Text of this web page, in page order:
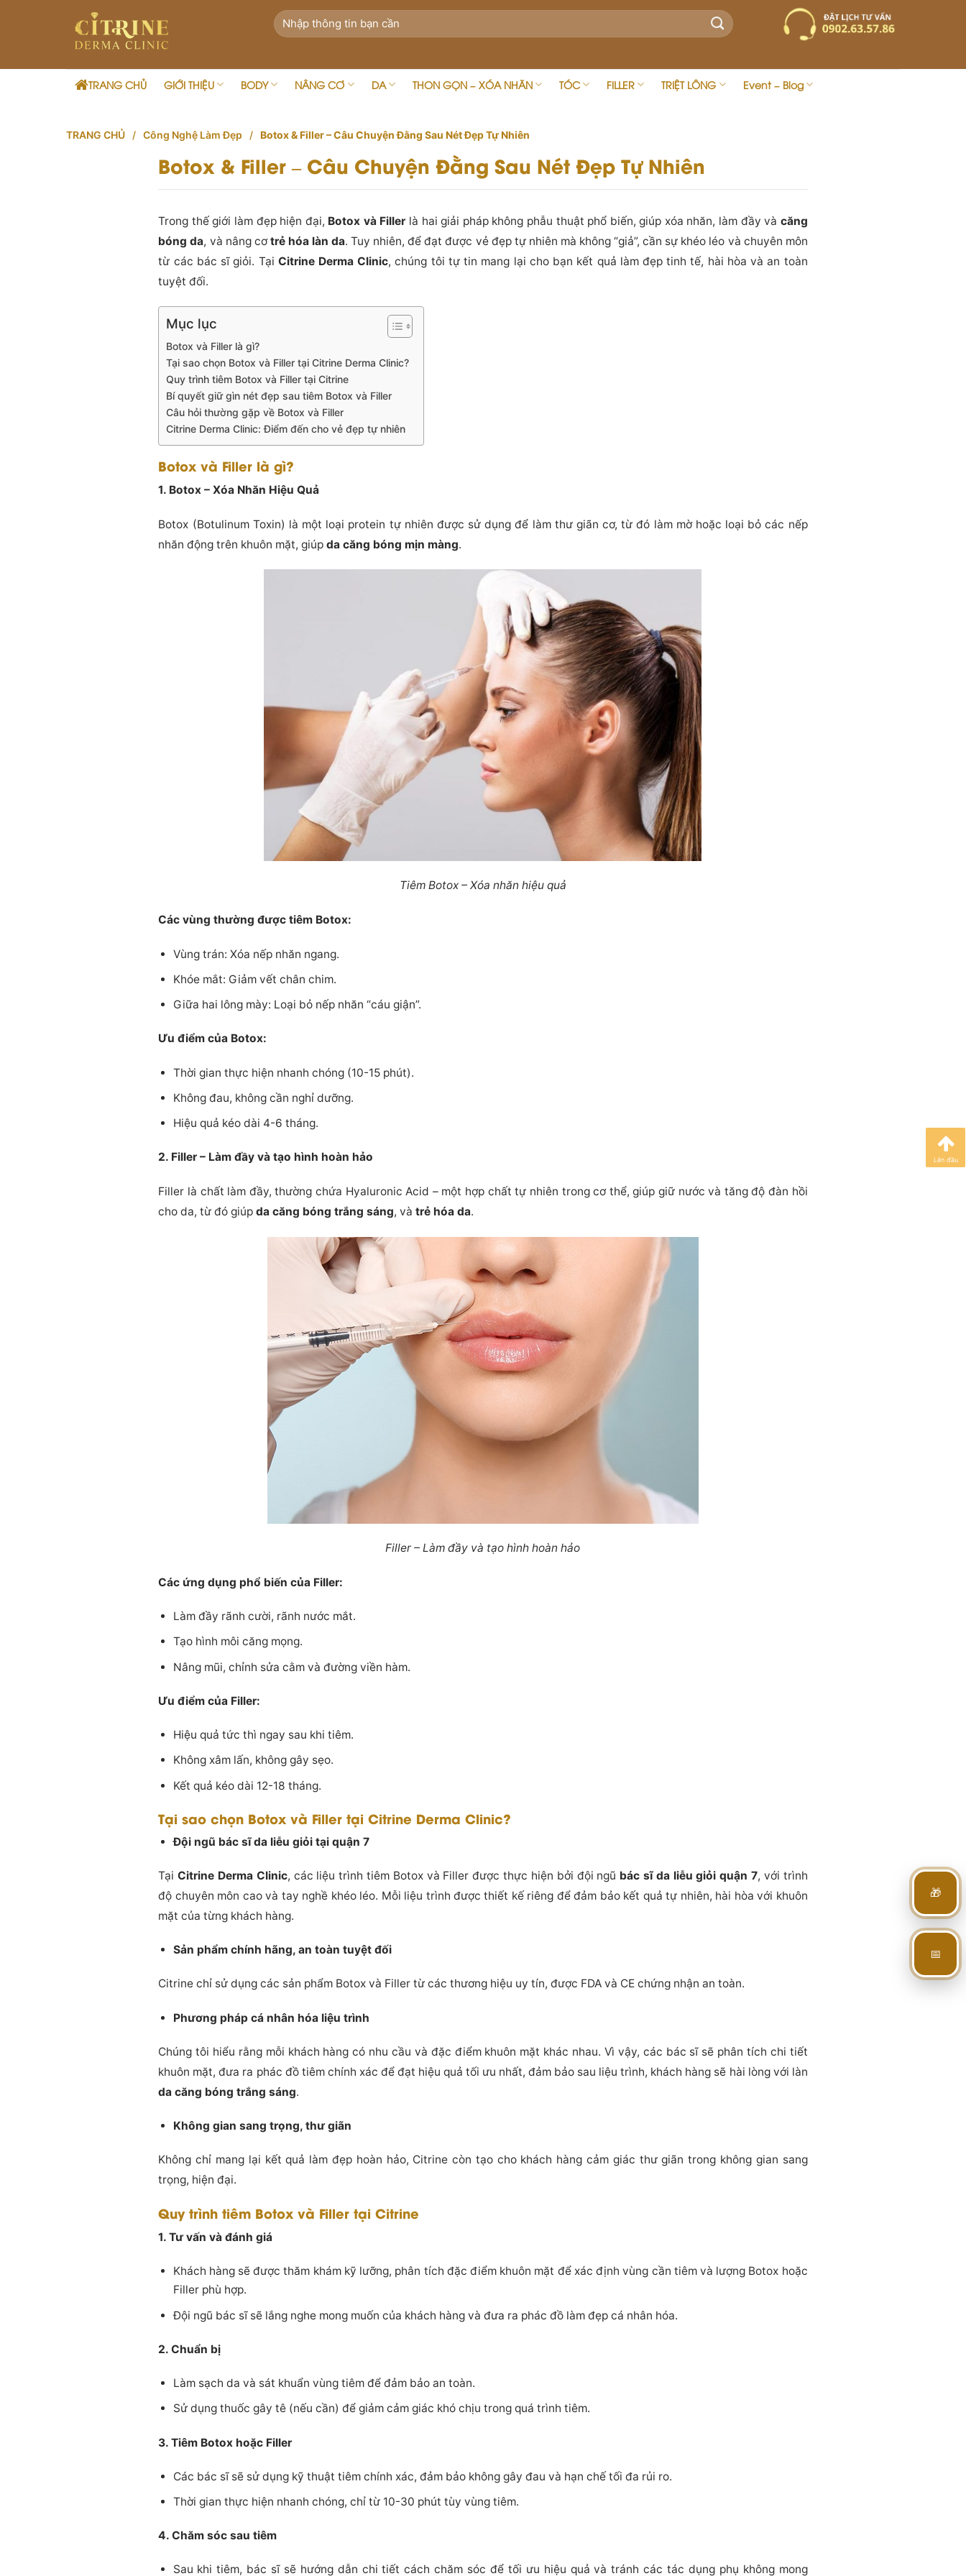
TRANG CHỦ GIỚI THIỆU BODY NÂNG CƠ DA THON GỌN – XÓA NHĂN TÓC FILLER TRIỆT LÔNG Event – Blog
TRANG CHỦ / Công Nghệ Làm Đẹp / Botox & Filler – Câu Chuyện Đằng Sau Nét Đẹp Tự Nhiên
Botox & Filler – Câu Chuyện Đằng Sau Nét Đẹp Tự Nhiên
Trong thế giới làm đẹp hiện đại, Botox và Filler là hai giải pháp không phẫu thuật phổ biến, giúp xóa nhăn, làm đầy và căng
bóng da, và nâng cơtrẻ hóa làn da. Tuy nhiên, để đạt được vẻ đẹp tự nhiên mà không “giả”, cần sự khéo léo và chuyên môn
từ các bác sĩ giỏi. Tại Citrine Derma Clinic, chúng tôi tự tin mang lại cho bạn kết quả làm đẹp tinh tế, hài hòa và an toàn
tuyệt đối.
Mục lục
Botox và Filler là gì?
Tại sao chọn Botox và Filler tại Citrine Derma Clinic?
Quy trình tiêm Botox và Filler tại Citrine
Bí quyết giữ gìn nét đẹp sau tiêm Botox và Filler
Câu hỏi thường gặp về Botox và Filler
Citrine Derma Clinic: Điểm đến cho vẻ đẹp tự nhiên
Botox và Filler là gì?
1. Botox – Xóa Nhăn Hiệu Quả
Botox (Botulinum Toxin) là một loại protein tự nhiên được sử dụng để làm thư giãn cơ, từ đó làm mờ hoặc loại bỏ các nếp
nhăn động trên khuôn mặt, giúpda căng bóng mịn màng.
Tiêm Botox – Xóa nhăn hiệu quả
Các vùng thường được tiêm Botox:
Vùng trán: Xóa nếp nhăn ngang.
Khóe mắt: Giảm vết chân chim.
Giữa hai lông mày: Loại bỏ nếp nhăn “cáu giận”.
Ưu điểm của Botox:
Thời gian thực hiện nhanh chóng (10-15 phút).
Không đau, không cần nghỉ dưỡng.
Hiệu quả kéo dài 4-6 tháng.
2. Filler – Làm đầy và tạo hình hoàn hảo
Filler là chất làm đầy, thường chứa Hyaluronic Acid – một hợp chất tự nhiên trong cơ thể, giúp giữ nước và tăng độ đàn hồi
cho da, từ đó giúpda căng bóng trắng sáng, vàtrẻ hóa da.
Filler – Làm đầy và tạo hình hoàn hảo
Các ứng dụng phổ biến của Filler:
Làm đầy rãnh cười, rãnh nước mắt.
Tạo hình môi căng mọng.
Nâng mũi, chỉnh sửa cằm và đường viền hàm.
Ưu điểm của Filler:
Hiệu quả tức thì ngay sau khi tiêm.
Không xâm lấn, không gây sẹo.
Kết quả kéo dài 12-18 tháng.
Tại sao chọn Botox và Filler tại Citrine Derma Clinic?
Đội ngũ bác sĩ da liễu giỏi tại quận 7
TạiCitrine Derma Clinic, các liệu trình tiêm Botox và Filler được thực hiện bởi đội ngũ bác sĩ da liễu giỏi quận 7, với trình
độ chuyên môn cao và tay nghề khéo léo. Mỗi liệu trình được thiết kế riêng để đảm bảo kết quả tự nhiên, hài hòa với khuôn
mặt của từng khách hàng.
Sản phẩm chính hãng, an toàn tuyệt đối
Citrine chỉ sử dụng các sản phẩm Botox và Filler từ các thương hiệu uy tín, được FDA và CE chứng nhận an toàn.
Phương pháp cá nhân hóa liệu trình
Chúng tôi hiểu rằng mỗi khách hàng có nhu cầu và đặc điểm khuôn mặt khác nhau. Vì vậy, các bác sĩ sẽ phân tích chi tiết
khuôn mặt, đưa ra phác đồ tiêm chính xác để đạt hiệu quả tối ưu nhất, đảm bảo sau liệu trình, khách hàng sẽ hài lòng với làn
da căng bóng trắng sáng.
Không gian sang trọng, thư giãn
Không chỉ mang lại kết quả làm đẹp hoàn hảo, Citrine còn tạo cho khách hàng cảm giác thư giãn trong không gian sang
trọng, hiện đại.
Quy trình tiêm Botox và Filler tại Citrine
1. Tư vấn và đánh giá
Khách hàng sẽ được thăm khám kỹ lưỡng, phân tích đặc điểm khuôn mặt để xác định vùng cần tiêm và lượng Botox hoặc
Filler phù hợp.
Đội ngũ bác sĩ sẽ lắng nghe mong muốn của khách hàng và đưa ra phác đồ làm đẹp cá nhân hóa.
2. Chuẩn bị
Làm sạch da và sát khuẩn vùng tiêm để đảm bảo an toàn.
Sử dụng thuốc gây tê (nếu cần) để giảm cảm giác khó chịu trong quá trình tiêm.
3. Tiêm Botox hoặc Filler
Các bác sĩ sẽ sử dụng kỹ thuật tiêm chính xác, đảm bảo không gây đau và hạn chế tối đa rủi ro.
Thời gian thực hiện nhanh chóng, chỉ từ 10-30 phút tùy vùng tiêm.
4. Chăm sóc sau tiêm
Sau khi tiêm, bác sĩ sẽ hướng dẫn chi tiết cách chăm sóc để tối ưu hiệu quả và tránh các tác dụng phụ không mong
Lên đầu
🎁
📅